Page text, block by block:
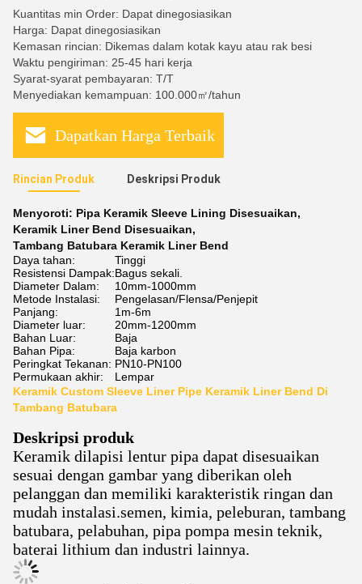
Kuantitas min Order: Dapat dinegosiasikan
Harga: Dapat dinegosiasikan
Kemasan rincian: Dikemas dalam kotak kayu atau rak besi
Waktu pengiriman: 25-45 hari kerja
Syarat-syarat pembayaran: T/T
Menyediakan kemampuan: 100.000㎡/tahun
Dapatkan Harga Terbaik
Rincian Produk Deskripsi Produk
Menyoroti: Pipa Keramik Sleeve Lining Disesuaikan,
Keramik Liner Bend Disesuaikan,
Tambang Batubara Keramik Liner Bend
Daya tahan:
Tinggi
Resistensi Dampak:Bagus sekali.
Diameter Dalam:
10mm-1000mm
Metode Instalasi:
Pengelasan/Flensa/Penjepit
Panjang:
1m-6m
Diameter luar:
20mm-1200mm
Bahan Luar:
Baja
Bahan Pipa:
Baja karbon
Peringkat Tekanan: PN10-PN100
Permukaan akhir:
Lempar
Keramik Custom Sleeve Liner Pipe Keramik Liner Bend Di
Tambang Batubara
Deskripsi produk
Keramik dilapisi lentur pipa dapat disesuaikan
sesuai dengan gambar yang diberikan oleh
pelanggan dan memiliki karakteristik ringan dan
mudah instalasi.semen, kimia, peleburan, tambang
batubara, pelabuhan, pipa pompa mesin teknik,
baterai lithium dan industri lainnya.